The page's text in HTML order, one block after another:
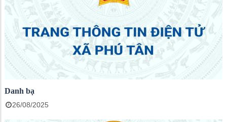
Danh bạ
26/08/2025